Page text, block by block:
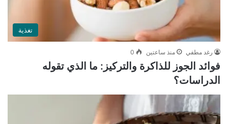
تغذية
رغد مطفي منذ ساعتين 0
فوائد الجوز للذاكرة والتركيز: ما الذي تقوله
الدراسات؟